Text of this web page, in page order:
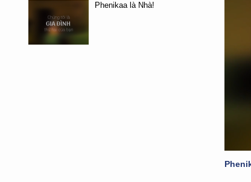
Phenikaa là Nhà!